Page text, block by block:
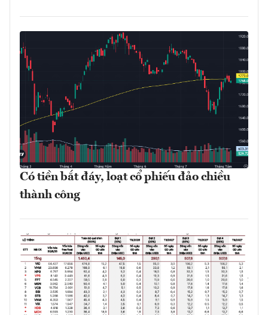
Có tiền bắt đáy, loạt cổ phiếu đảo chiều
thành công